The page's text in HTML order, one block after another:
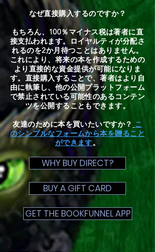
なぜ直接購入するのですか？
もちろん、100％マイナス税は著者に直
接支払われます。ロイヤルティが分配さ
れるのを2か月待つことはありません。
これにより、将来の本を作成するための
より直接的な資金提供が可能になりま
す。直接購入することで、著者はより自
由に執筆し、他の公開プラットフォーム
で禁止されている可能性のあるコンテン
ツを公開することもできます。
友達のために本を買いたいですか？ こ
のシンプルなフォームから本を贈ること
ができます。
WHY BUY DIRECT?
BUY A GIFT CARD
GET THE BOOKFUNNEL APP